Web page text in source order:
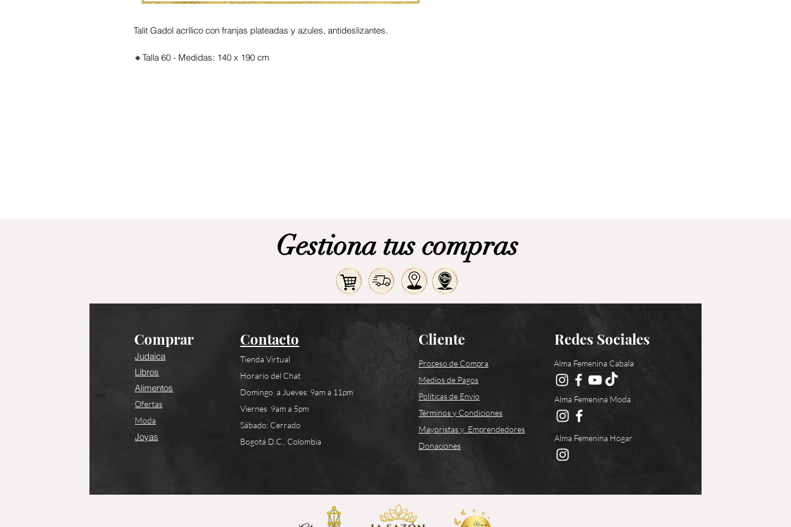
Talit Gadol acrílico con franjas plateadas y azules, antideslizantes.
🔸Talla 60 - Medidas: 140 x 190 cm
Gestiona tus compras
Comprar
Judaica
Libros
Alimentos
Ofertas
Moda
Joyas
Contacto
Tienda Virtual
Horario del Chat
Domingo a Jueves: 9am a 11pm
Viernes 9am a 5pm
Sábado: Cerrado
Bogotá D.C., Colombia
Cliente
Proceso de Compra
Medios de Pagos
Políticas de Envío
Términos y Condiciones
Mayoristas y Emprendedores
Donaciones
Redes Sociales
Alma Femenina Cabala
Alma Femenina Moda
Alma Femenina Hogar